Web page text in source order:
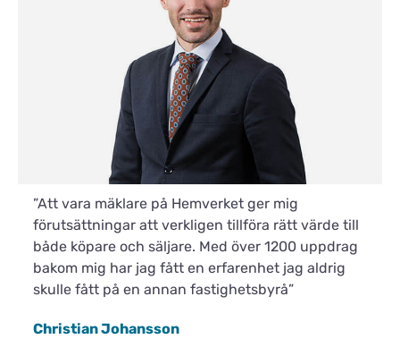
”Att vara mäklare på Hemverket ger mig
förutsättningar att verkligen tillföra rätt värde till
både köpare och säljare. Med över 1200 uppdrag
bakom mig har jag fått en erfarenhet jag aldrig
skulle fått på en annan fastighetsbyrå”
Christian Johansson